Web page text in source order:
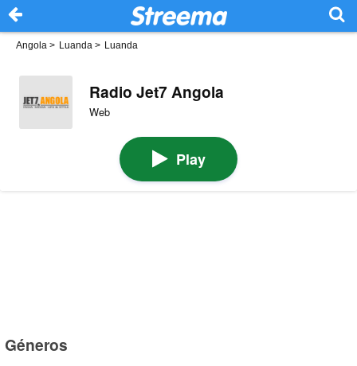
Angola > Luanda > Luanda
Radio Jet7 Angola
Web
Play
Géneros